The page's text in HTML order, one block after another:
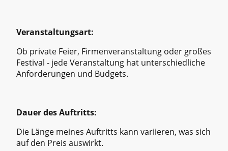
Veranstaltungsart:
Ob private Feier, Firmenveranstaltung oder großes
Festival - jede Veranstaltung hat unterschiedliche
Anforderungen und Budgets.
Dauer des Auftritts:
Die Länge meines Auftritts kann variieren, was sich
auf den Preis auswirkt.